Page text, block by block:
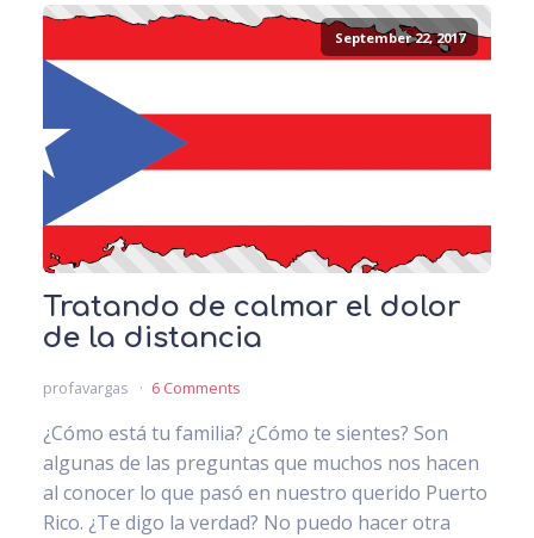
September 22, 2017
Tratando de calmar el dolor
de la distancia
profavargas 6 Comments
¿Cómo está tu familia? ¿Cómo te sientes? Son
algunas de las preguntas que muchos nos hacen
al conocer lo que pasó en nuestro querido Puerto
Rico. ¿Te digo la verdad? No puedo hacer otra